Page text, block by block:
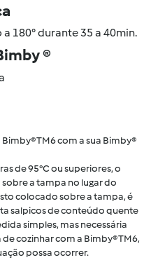
180° durante 35 a 40min.
®
TM6 com a sua Bimby®
de 95°C ou superiores, o
a tampa no lugar do
colocado sobre a tampa, é
salpicos de conteúdo quente
simples, mas necessária
cozinhar com a Bimby® TM6,
possa ocorrer.